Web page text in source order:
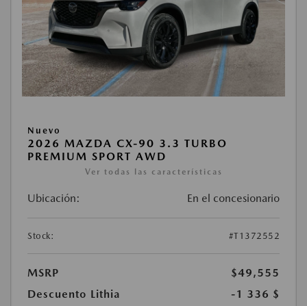
Nuevo
2026 MAZDA CX-90 3.3 TURBO
PREMIUM SPORT AWD
Ver todas las características
Ubicación: En el concesionario
Stock: #T1372552
MSRP
$49,555
Descuento Lithia
-1 336 $